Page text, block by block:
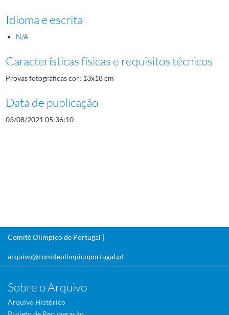
Idioma e escrita
N/A
Características físicas e requisitos técnicos
Provas fotográficas cor; 13x18 cm
Data de publicação
03/08/2021 05:36:10
Comité Olímpico de Portugal |
arquivo@comiteolimpicoportugal.pt
Sobre o Arquivo
Arquivo Histórico